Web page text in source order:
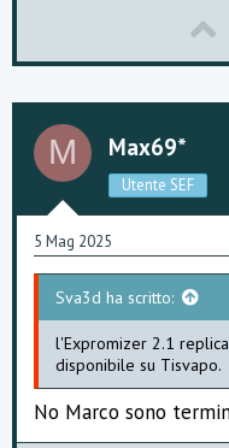
M Max69*
Utente SEF
5 Mag 2025
Sva3d ha scritto:
l'Expromizer 2.1
disponibile su Tisvapo.
No Marco sono